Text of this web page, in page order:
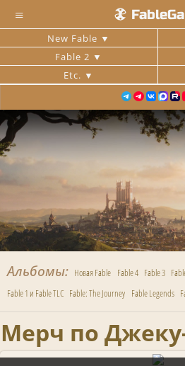
≡
New Fable
Fable 2
Etc.
Альбомы Новая Fable Fable 4 Fable 3
Fable 1 и Fable TLC Fable: The Journey Fable Legends
Мерч по